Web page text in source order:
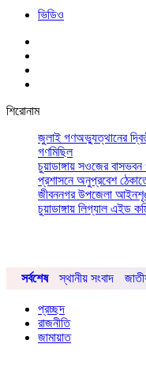
ভিডিও
শিরোনাম
জুলাই গণঅভ্যুত্থানের
গণমিছিল
চুয়াডাঙ্গায় সওজের
প্রশাসনে অনুপ্রবেশ
জীবননগর উপজেলা
চুয়াডাঙ্গায় লিগ্যাল এইড
সর্বশেষ স্থানীয় সংবাদ
প্রচ্ছদ
রাজনীতি
জামায়াত